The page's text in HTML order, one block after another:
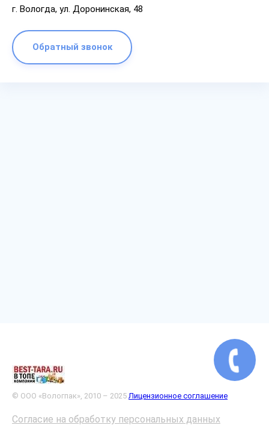
г. Вологда, ул. Доронинская, 48
Обратный звонок
© ООО «Вологпак», 2010 – 2025 Лицензионное соглашение
Согласие на обработку персональных данных